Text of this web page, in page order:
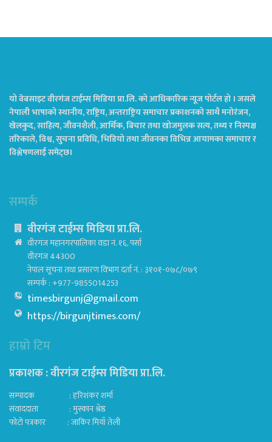
यो वेबसाइट वीरगंज टाईम्स मिडिया प्रा.लि. को आधिकारिक न्यूज पोर्टल हो । जसले
नेपाली भाषाको स्थानीय, राष्ट्रिय, अन्तराष्ट्रिय समाचार प्रकाशनको साथै मनोरंजन,
खेलकुद, साहित्य, जीवनशैली, आर्थिक, बिचार तथा खोजमुलक सत्य, तथ्य र निस्पक्ष
तरिकाले, विश्व, सुचना प्रविधि, भिडियो तथा जीवनका विभिन्न आयामका समाचार र
विश्लेषणलाई समेट्छ।
सम्पर्क
वीरगंज टाईम्स मिडिया प्रा.लि.
वीरगंज महानगरपालिका वडा नं. १६, पर्सा
वीरगंज 44300
नेपाल सूचना तथा प्रसारण विभाग दर्ता नं. : ३१०१-०७८/०७९
सम्पर्क : +977-9855014253
timesbirgunj@gmail.com
https://birgunjtimes.com/
हाम्रो टिम
प्रकाशक : वीरगंज टाईम्स मिडिया प्रा‍.लि.
सम्पादक : हरिशंकर शर्मा
संवाददाता : मुस्कान श्रेष्ठ
फोटो पत्रकार : जाकिर मियाँ तेली